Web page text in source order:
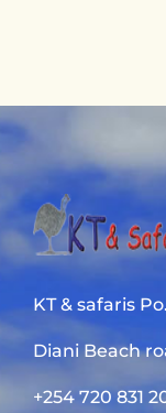
KT & safaris
Diani Beach
+254 720 831